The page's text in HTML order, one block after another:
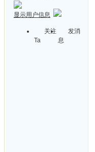
显示用户信息
关注
Ta
发消
息